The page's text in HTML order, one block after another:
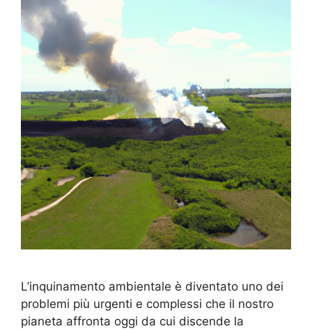
L’inquinamento ambientale è diventato uno dei
problemi più urgenti e complessi che il nostro
pianeta affronta oggi da cui discende la